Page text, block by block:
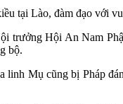
tại Lào, đàm đạo với
trưởng Hội An Nam
bộ.
Mụ cũng bị Pháp